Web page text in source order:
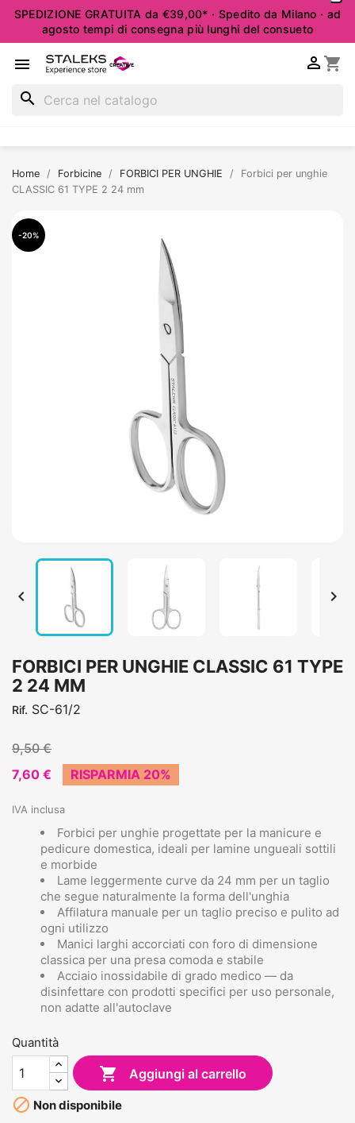
SPEDIZIONE GRATUITA da €39,00* · Spedito da Milano · ad
agosto tempi di consegna più lunghi del consueto
 shopping_cart

search
Home Forbicine FORBICI PER UNGHIE
Forbici per unghie
CLASSIC 61 TYPE 2 24 mm
-20%
 
FORBICI PER UNGHIE CLASSIC 61 TYPE
2 24 MM
Rif. SC-61/2
9,50 €
7,60 €
RISPARMIA 20%
IVA inclusa
Forbici per unghie progettate per la manicure e
pedicure domestica, ideali per lamine ungueali sottili
e morbide
Lame leggermente curve da 24 mm per un taglio
che segue naturalmente la forma dell'unghia
Affilatura manuale per un taglio preciso e pulito ad
ogni utilizzo
Manici larghi accorciati con foro di dimensione
classica per una presa comoda e stabile
Acciaio inossidabile di grado medico — da
disinfettare con prodotti specifici per uso personale,
non adatte all'autoclave
Quantità
 Aggiungi al carrello
 Non disponibile